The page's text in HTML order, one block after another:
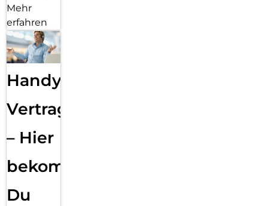
Mehr
erfahren
Handy
Vertragsabwicklung
– Hier
bekommst
Du